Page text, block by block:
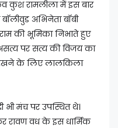
लव कुश रामलीला में इस बार
अभिनेता बॉबी
की भूमिका निभाते हुए
पर सत्य की विजय का
देखने के लिए लालकिला
भी मंच पर उपस्थित थे।
रावण वध के इस धार्मिक